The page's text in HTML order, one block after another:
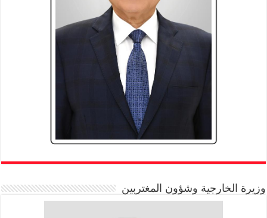
وزيرة الخارجية وشؤون المغتربين